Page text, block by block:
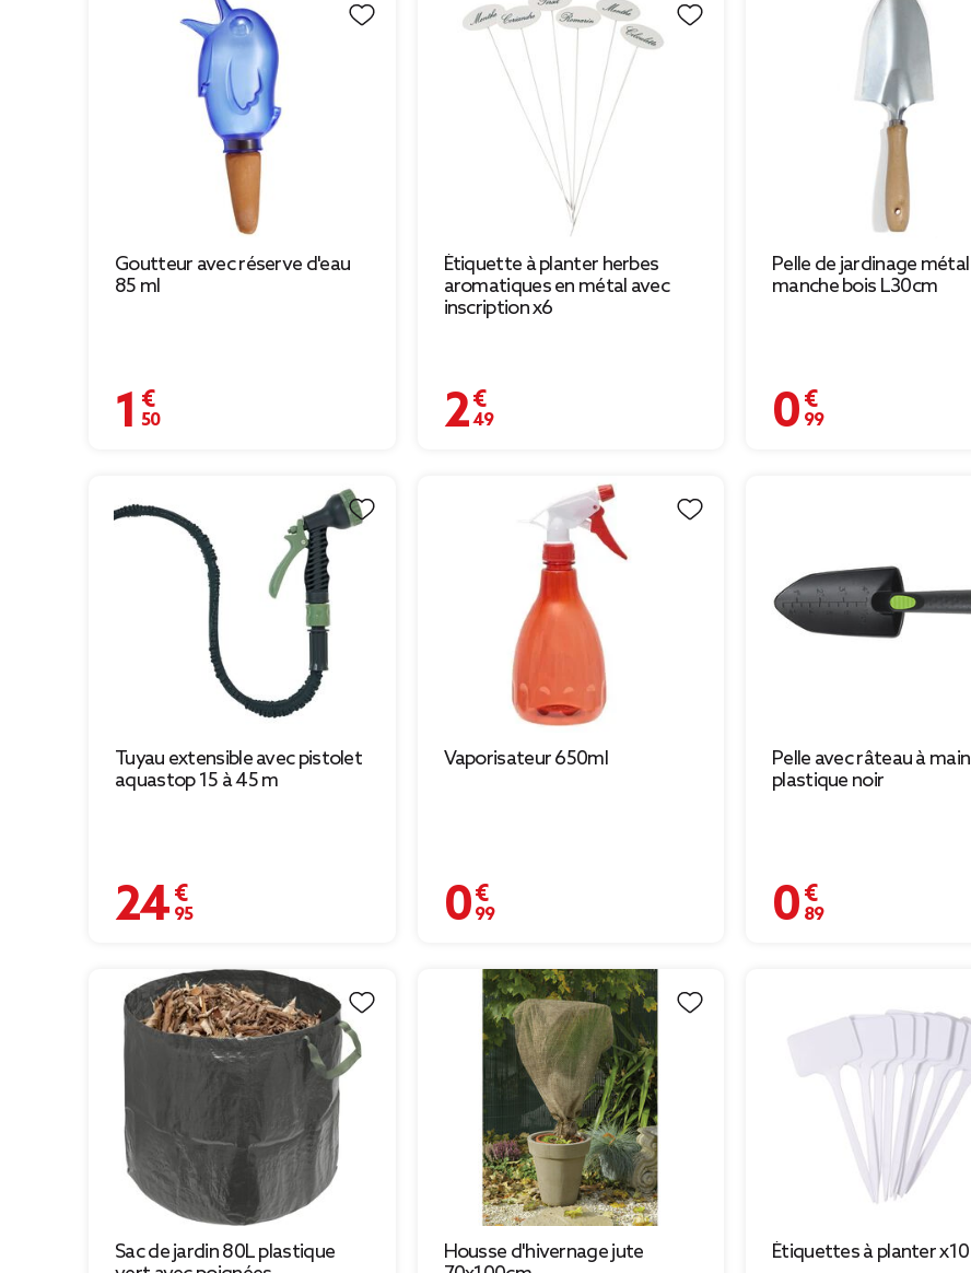
Goutteur avec réserve d'eau
85 ml
1,50 €
Étiquette à planter herbes
aromatiques en métal avec
inscription x6
2,49 €
Pelle de jardinage métal
manche bois L30cm
0,99 €
Tuyau extensible avec pistolet
aquastop 15 à 45 m
24,95 €
Vaporisateur 650ml
0,99 €
Pelle avec râteau à main
plastique noir
0,89 €
Sac de jardin 80L plastique
Housse d'hivernage jute
Étiquettes à planter x10